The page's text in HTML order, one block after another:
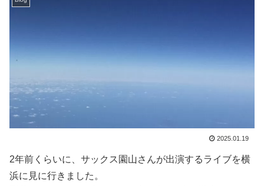
2025.01.19
2年前くらいに、サックス園山さんが出演するライブを横
浜に見に行きました。